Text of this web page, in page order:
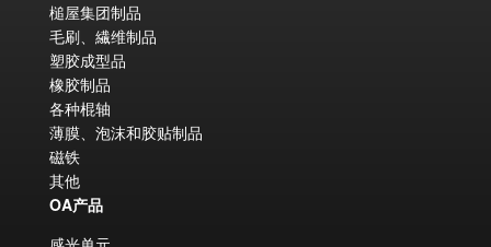
槌屋集团制品
毛刷、繊维制品
塑胶成型品
橡胶制品
各种棍轴
薄膜、泡沫和胶贴制品
磁铁
其他
OA产品